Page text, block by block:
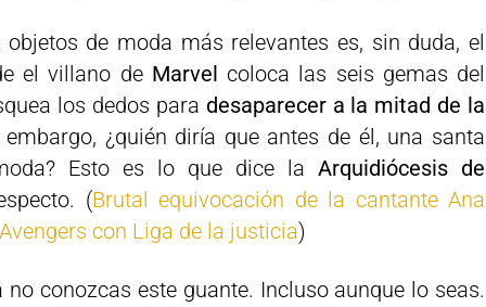
de moda más relevantes es, sin duda, el
el villano de Marvel
coloca las seis gemas del
los dedos para desaparecer a la mitad de la
embargo, ¿quién diría que antes de él, una santa
Esto es lo que dice la Arquidiócesis de
(Brutal equivocación de la cantante Ana
con Liga de la justicia)
conozcas este guante. Incluso aunque lo seas.